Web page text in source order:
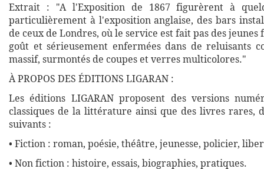
Extrait : "A l'Exposition de 1867 figurèrent à
particulièrement à l'exposition anglaise, des bars
de ceux de Londres, où le service est fait pas des jeunes
goût et sérieusement enfermées dans de reluisants
massif, surmontés de coupes et verres multicolores."
À PROPOS DES ÉDITIONS LIGARAN :
Les éditions LIGARAN proposent des versions
classiques de la littérature ainsi que des livres rares,
suivants :
• Fiction : roman, poésie, théâtre, jeunesse, policier,
• Non fiction : histoire, essais, biographies, pratiques.